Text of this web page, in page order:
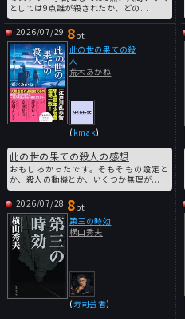
としては9点誰が殺されたか、どの...
2026/07/29 8pt
( kmak)
此の世の果ての殺人の感想
おもしろかったです。そもそもの設定と
か、殺人の動機とか、いくつか無理が...
此の世の果ての殺
人
荒木あかね
2026/07/28 8pt
(寿司芸者)
第三の時効
横山秀夫